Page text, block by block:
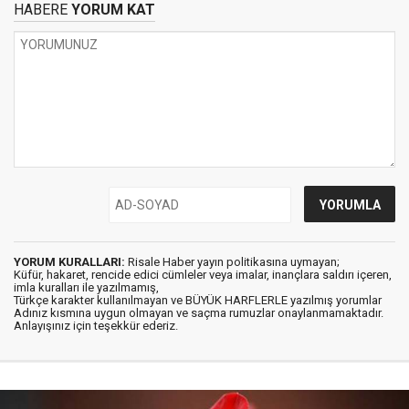
HABERE YORUM KAT
YORUM KURALLARI: Risale Haber yayın politikasına uymayan;
Küfür, hakaret, rencide edici cümleler veya imalar, inançlara saldırı içeren,
imla kuralları ile yazılmamış,
Türkçe karakter kullanılmayan ve BÜYÜK HARFLERLE yazılmış yorumlar
Adınız kısmına uygun olmayan ve saçma rumuzlar onaylanmamaktadır.
Anlayışınız için teşekkür ederiz.